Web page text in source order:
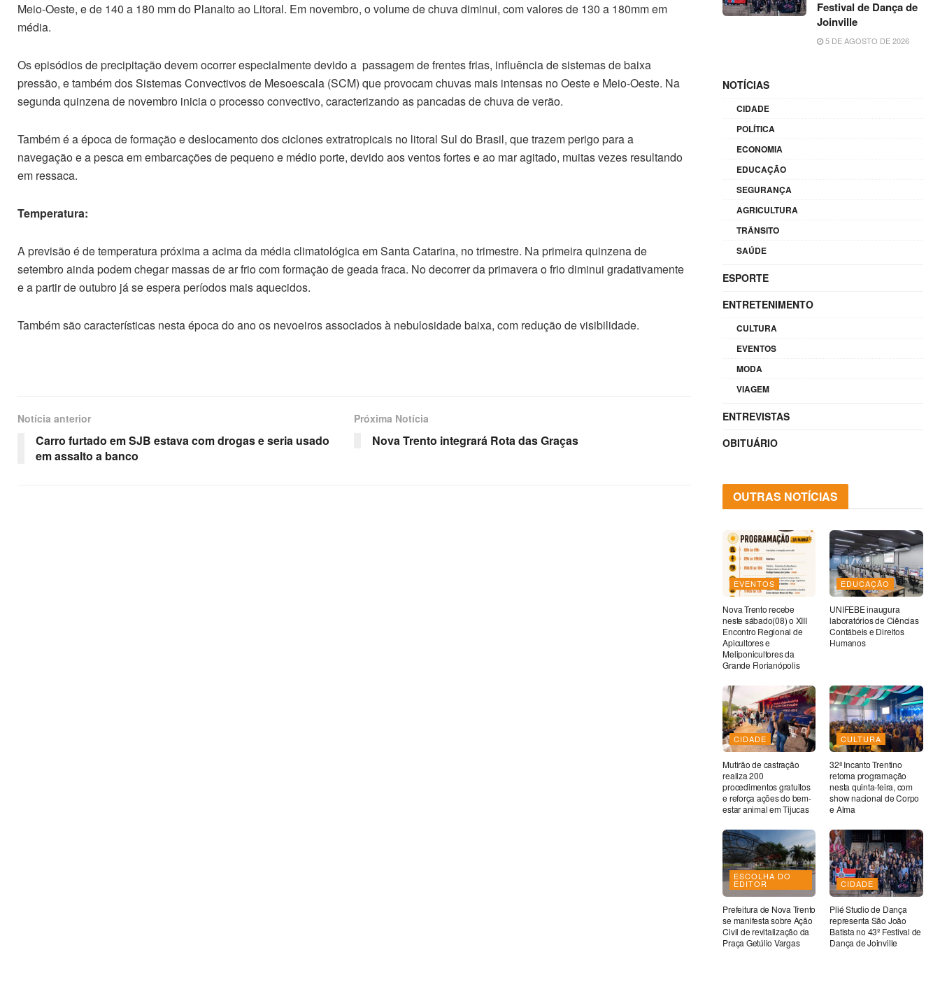
Meio-Oeste, e de 140 a 180 mm do Planalto ao Litoral. Em novembro, o volume de chuva diminui, com valores de 130 a 180mm em
média.
Os episódios de precipitação devem ocorrer especialmente devido a passagem de frentes frias, influência de sistemas de baixa
pressão, e também dos Sistemas Convectivos de Mesoescala (SCM) que provocam chuvas mais intensas no Oeste e Meio-Oeste. Na
segunda quinzena de novembro inicia o processo convectivo, caracterizando as pancadas de chuva de verão.
Também é a época de formação e deslocamento dos ciclones extratropicais no litoral Sul do Brasil, que trazem perigo para a
navegação e a pesca em embarcações de pequeno e médio porte, devido aos ventos fortes e ao mar agitado, muitas vezes resultando
em ressaca.
Temperatura:
A previsão é de temperatura próxima a acima da média climatológica em Santa Catarina, no trimestre. Na primeira quinzena de
setembro ainda podem chegar massas de ar frio com formação de geada fraca. No decorrer da primavera o frio diminui gradativamente
e a partir de outubro já se espera períodos mais aquecidos.
Também são características nesta época do ano os nevoeiros associados à nebulosidade baixa, com redução de visibilidade.
Notícia anterior
Carro furtado em SJB estava com drogas e seria usado
em assalto a banco
Próxima Notícia
Nova Trento integrará Rota das Graças
Festival de Dança de
Joinville
5 DE AGOSTO DE 2026
NOTÍCIAS
CIDADE
POLÍTICA
ECONOMIA
EDUCAÇÃO
SEGURANÇA
AGRICULTURA
TRÂNSITO
SAÚDE
ESPORTE
ENTRETENIMENTO
CULTURA
EVENTOS
MODA
VIAGEM
ENTREVISTAS
OBITUÁRIO
OUTRAS NOTÍCIAS
EVENTOS
Nova Trento recebe
neste sábado(08) o XIII
Encontro Regional de
Apicultores e
Meliponicultores da
Grande Florianópolis
EDUCAÇÃO
UNIFEBE inaugura
laboratórios de Ciências
Contábeis e Direitos
Humanos
CIDADE
Mutirão de castração
realiza 200
procedimentos gratuitos
e reforça ações do bem-
estar animal em Tijucas
CULTURA
32ª Incanto Trentino
retoma programação
nesta quinta-feira, com
show nacional de Corpo
e Alma
ESCOLHA DO
EDITOR
Prefeitura de Nova Trento
se manifesta sobre Ação
Civil de revitalização da
Praça Getúlio Vargas
CIDADE
Plié Studio de Dança
representa São João
Batista no 43º Festival de
Dança de Joinville